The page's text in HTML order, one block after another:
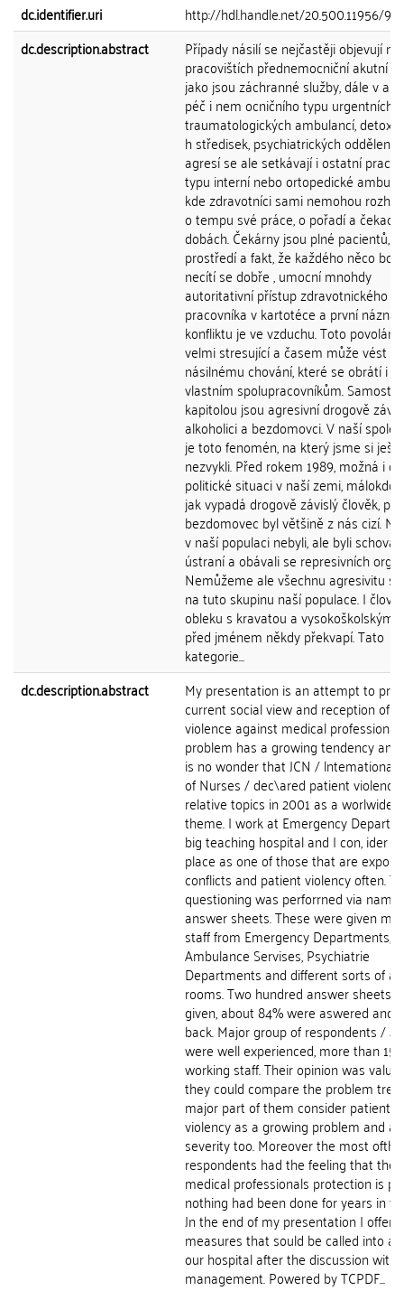
dc.identifier.uri
http://hdl.handle.net/20.500.11956/
dc.description.abstract
Případy násilí se nejčastěji objevují na
pracovištích přednemocniční akutní
jako jsou záchranné služby, dále v
péč i nem ocničního typu urgentních
traumatologických ambulancí,
h středisek, psychiatrických
agresí se ale setkávají i ostatní
typu interní nebo ortopedické
kde zdravotníci sami nemohou
o tempu své práce, o pořadí a
dobách. Čekárny jsou plné pacientů,
prostředí a fakt, že každého něco bolí
necítí se dobře , umocní mnohdy
autoritativní přístup zdravotnického
pracovníka v kartotéce a první náznak
konfliktu je ve vzduchu. Toto povolání
velmi stresující a časem může vést k
násilnému chování, které se obrátí i
vlastním spolupracovníkům.
kapitolou jsou agresivní drogově
alkoholici a bezdomovci. V naší
je toto fenomén, na který jsme si ještě
nezvykli. Před rokem 1989, možná i
politické situaci v naší zemi, málokdo
jak vypadá drogově závislý člověk,
bezdomovec byl většině z nás cizí.
v naší populaci nebyli, ale byli
ústraní a obávali se represivních
Nemůžeme ale všechnu agresivitu
na tuto skupinu naší populace. I
obleku s kravatou a vysokoškolským
před jménem někdy překvapí. Tato
kategorie...
dc.description.abstract
My presentation is an attempt to
current social view and reception of
violence against medical
problem has a growing tendency
is no wonder that JCN / lntemational
of Nurses / dec\ared patient violence
relative topics in 2001 as a worlwide
theme. I work at Emergency
big teaching hospital and I con, ider
place as one of those that are
conflicts and patient violency often.
questioning was perforrned via
answer sheets. These were given
staff from Emergency Departments,
Ambulance Servises, Psychiatrie
Departments and different sorts of
rooms. Two hundred answer sheets
given, about 84% were aswered and
back. Major group of respondents /
were well experienced, more than 15
working staff. Their opinion was
they could compare the problem
major part of them consider patient
violency as a growing problem and
severity too. Moreover the most ofthe
respondents had the feeling that the
medical professionals protection is
nothing had been done for years in
Jn the end of my presentation I offer
measures that sould be called into
our hospital after the discussion with
management. Powered by TCPDF...